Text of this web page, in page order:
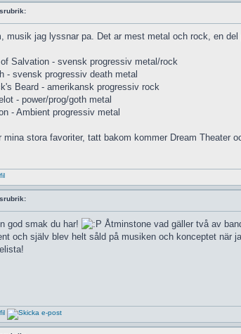
musik jag lyssnar pa. Det ar mest metal och rock, en
of Salvation - svensk progressiv metal/rock
- svensk progressiv death metal
Beard - amerikansk progressiv rock
- power/prog/goth metal
- Ambient progressiv metal
mina stora favoriter, tatt bakom kommer Dream Theater
god smak du har!
Åtminstone vad gäller två av
och själv blev helt såld på musiken och konceptet när